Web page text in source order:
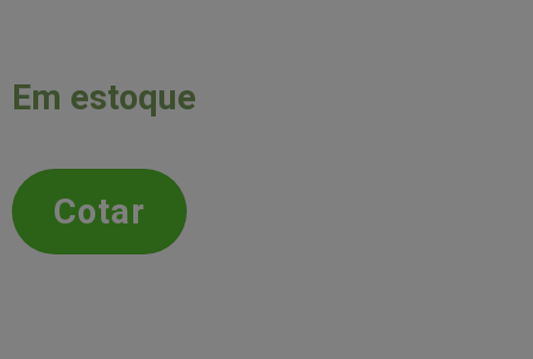
Em estoque
Cotar